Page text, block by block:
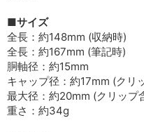
■サイズ
全長：約148mm (収納時)
全長：約167mm (筆記時)
胴軸径：約15mm
キャップ径：約17mm (クリ
最大径：約20mm (クリップ
重さ：約34g